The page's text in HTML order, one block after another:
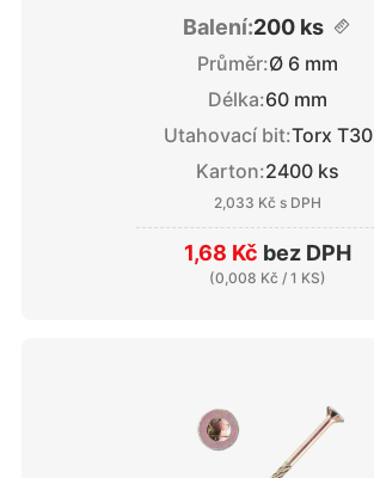
Balení:200 ks
Průměr:Ø 6 mm
Délka:60 mm
Utahovací bit:Torx T30
Karton:2400 ks
2,033 Kč s DPH
1,68 Kč bez DPH
(0,008 Kč / 1 KS)